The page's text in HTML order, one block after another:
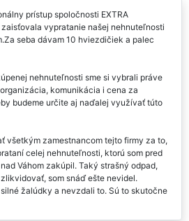
prístup spoločnosti EXTRA
zaisťovala vypratanie našej nehnuteľnosti
seba dávam 10 hviezdičiek a palec
nehnuteľnosti sme si vybrali práve
komunikácia i cena za
budeme určite aj naďalej využívať túto
všetkým zamestnancom tejto firmy za to,
celej nehnuteľnosti, ktorú som pred
Váhom zakúpil. Taký strašný odpad,
som snáď ešte nevidel.
žalúdky a nevzdali to. Sú to skutočne